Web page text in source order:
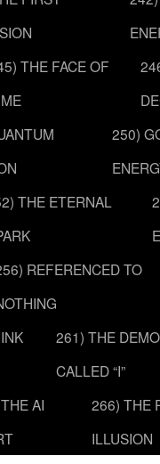
THE FACE OF
250)
THE ETERNAL
REFERENCED TO
261) THE
CALLED “I”
AI
266) THE
ILLUSION